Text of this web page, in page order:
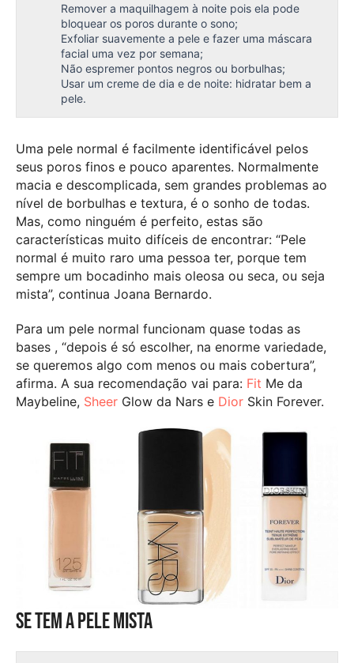
Remover a maquilhagem à noite pois ela pode
bloquear os poros durante o sono;
Exfoliar suavemente a pele e fazer uma máscara
facial uma vez por semana;
Não espremer pontos negros ou borbulhas;
Usar um creme de dia e de noite: hidratar bem a
pele.
Uma pele normal é facilmente identificável pelos
seus poros finos e pouco aparentes. Normalmente
macia e descomplicada, sem grandes problemas ao
nível de borbulhas e textura, é o sonho de todas.
Mas, como ninguém é perfeito, estas são
características muito difíceis de encontrar: “Pele
normal é muito raro uma pessoa ter, porque tem
sempre um bocadinho mais oleosa ou seca, ou seja
mista”, continua Joana Bernardo.
Para um pele normal funcionam quase todas as
bases , “depois é só escolher, na enorme variedade,
se queremos algo com menos ou mais cobertura”,
afirma. A sua recomendação vai para: Fit Me da
Maybeline, Sheer Glow da Nars e Dior Skin Forever.
Se tem a pele mista